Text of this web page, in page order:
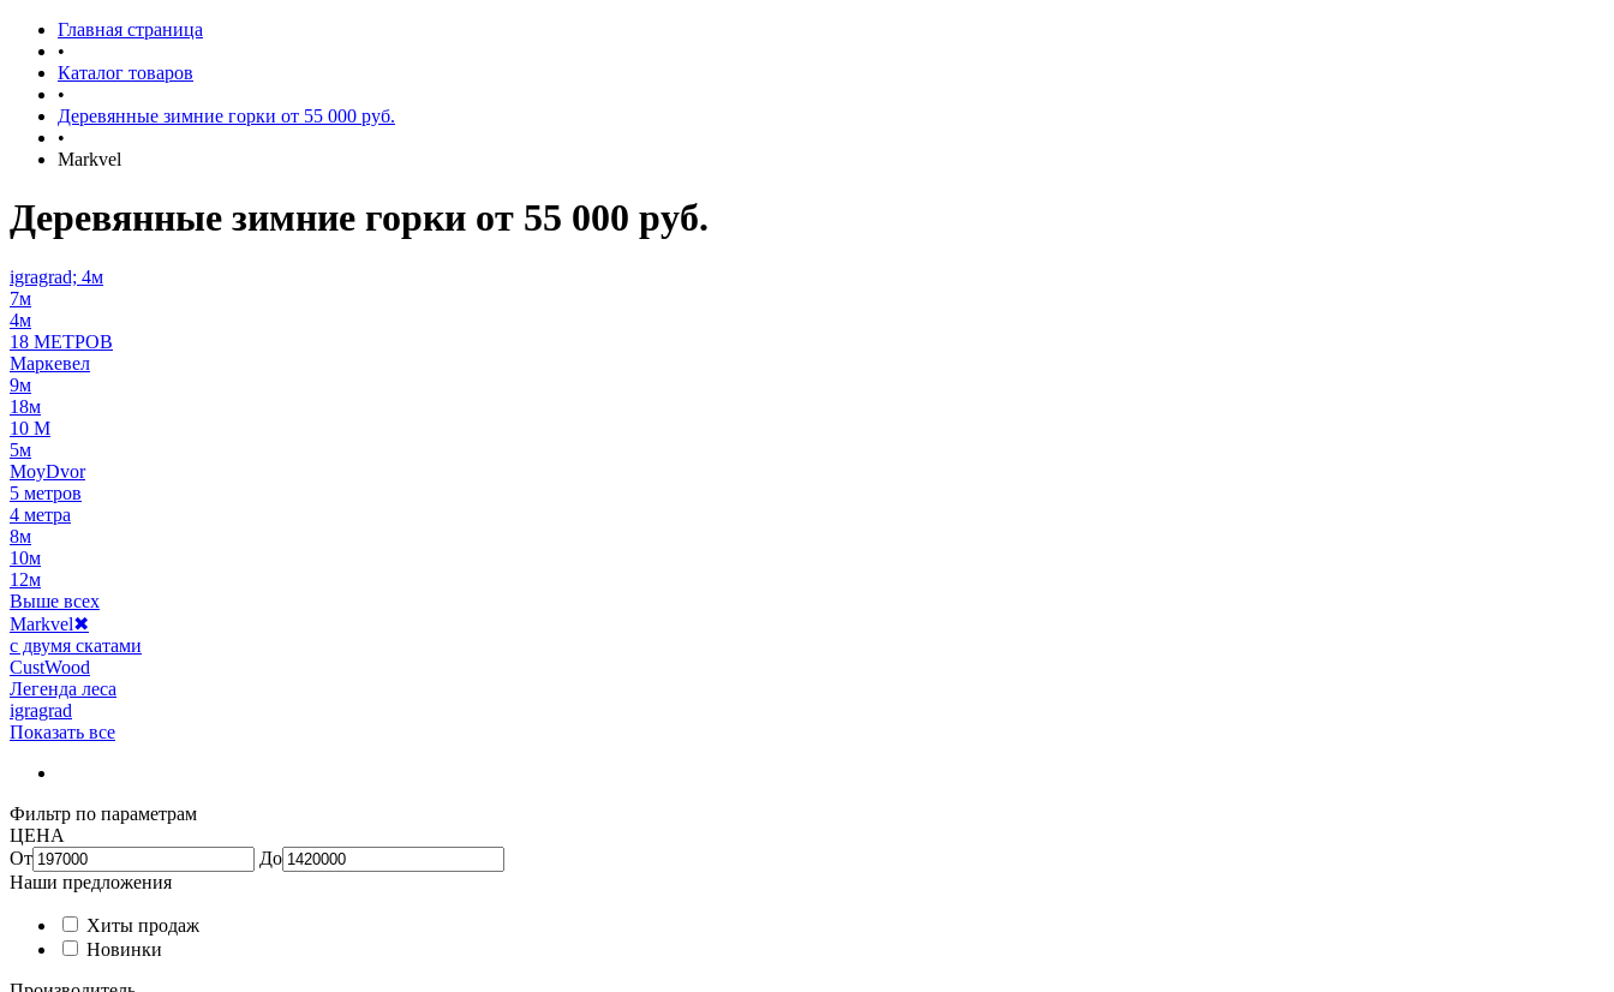
Главная страница
•
Каталог товаров
•
Деревянные зимние горки от 55 000 руб.
•
Markvel
Деревянные зимние горки от 55 000 руб.
igragrad; 4м
7м
4м
18 МЕТРОВ
Маркевел
9м
18м
10 М
5м
MoyDvor
5 метров
4 метра
8м
10м
12м
Выше всех
Markvel✖
с двумя скатами
CustWood
Легенда леса
igragrad
Показать все
Фильтр по параметрам
ЦЕНА
От
До
Наши предложения
Хиты продаж
Новинки